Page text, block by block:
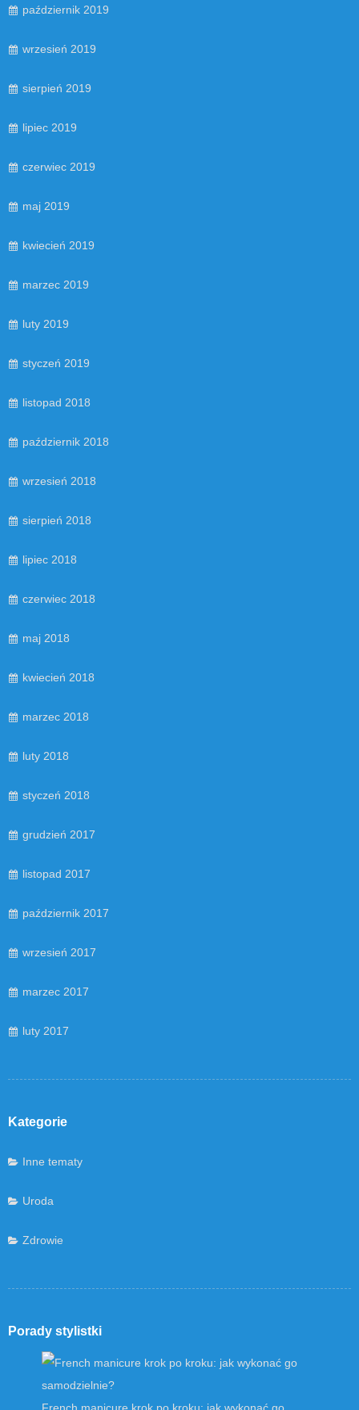
październik 2019
wrzesień 2019
sierpień 2019
lipiec 2019
czerwiec 2019
maj 2019
kwiecień 2019
marzec 2019
luty 2019
styczeń 2019
listopad 2018
październik 2018
wrzesień 2018
sierpień 2018
lipiec 2018
czerwiec 2018
maj 2018
kwiecień 2018
marzec 2018
luty 2018
styczeń 2018
grudzień 2017
listopad 2017
październik 2017
wrzesień 2017
marzec 2017
luty 2017
Kategorie
Inne tematy
Uroda
Zdrowie
Porady stylistki
French manicure krok po kroku: jak wykonać go